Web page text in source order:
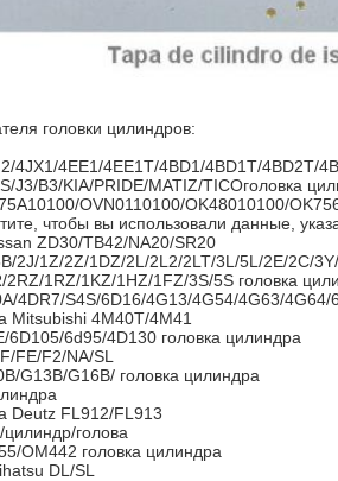
головки цилиндров:
4JX1/4EE1/4EE1T/4BD1/4BD1T/4BD2T/
J3/B3/KIA/PRIDE/MATIZ/TICOголовка
OVN0110100/OK48010100/
чтобы вы использовали данные,
ZD30/TB42/NA20/SR20
2J/1Z/2Z/1DZ/2L/2L2/2LT/3L/5L/2E/2C/
2RZ/1RZ/1KZ/1HZ/1FZ/3S/5S головка
4DR7/S4S/6D16/4G13/4G54/4G63/4G64/
Mitsubishi 4M40T/4M41
6D105/6d95/4D130 головка цилиндра
FE/F2/NA/SL
G13B/G16B/ головка цилиндра
Deutz FL912/FL913
голова
OM442 головка цилиндра
DL/SL